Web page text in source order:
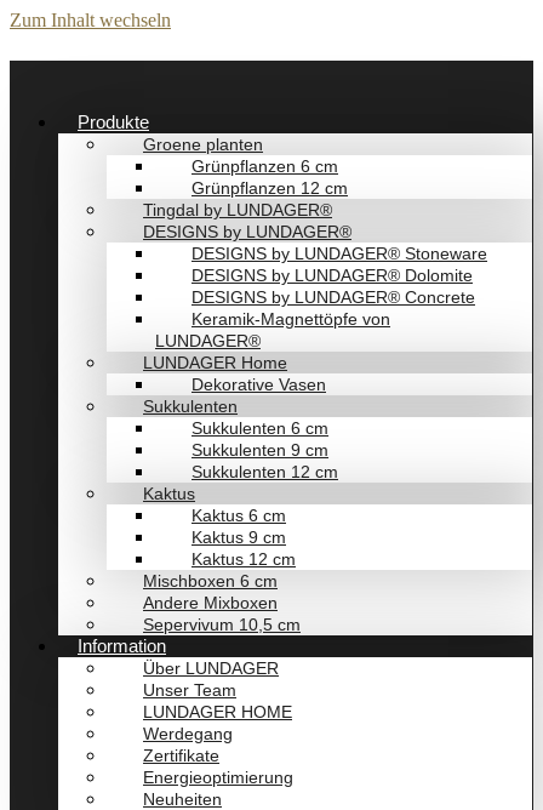
Zum Inhalt wechseln
Produkte
Groene planten
Grünpflanzen 6 cm
Grünpflanzen 12 cm
Tingdal by LUNDAGER®
DESIGNS by LUNDAGER®
DESIGNS by LUNDAGER® Stoneware
DESIGNS by LUNDAGER® Dolomite
DESIGNS by LUNDAGER® Concrete
Keramik-Magnettöpfe von
LUNDAGER®
LUNDAGER Home
Dekorative Vasen
Sukkulenten
Sukkulenten 6 cm
Sukkulenten 9 cm
Sukkulenten 12 cm
Kaktus
Kaktus 6 cm
Kaktus 9 cm
Kaktus 12 cm
Mischboxen 6 cm
Andere Mixboxen
Sepervivum 10,5 cm
Information
Über LUNDAGER
Unser Team
LUNDAGER HOME
Werdegang
Zertifikate
Energieoptimierung
Neuheiten